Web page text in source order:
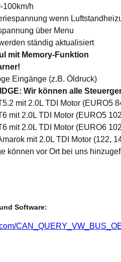
100km/h
wenn
über Menu
ständig aktualisiert
mit Memory-Funktion
Eingänge (z.B. Öldruck)
Wir können alle
mit 2.0L TDI Motor (EURO5
mit 2.0L TDI Motor (EURO5
mit 2.0L TDI Motor (EURO6
mit 2.0L TDI Motor (122,
können vor Ort bei uns
Software: